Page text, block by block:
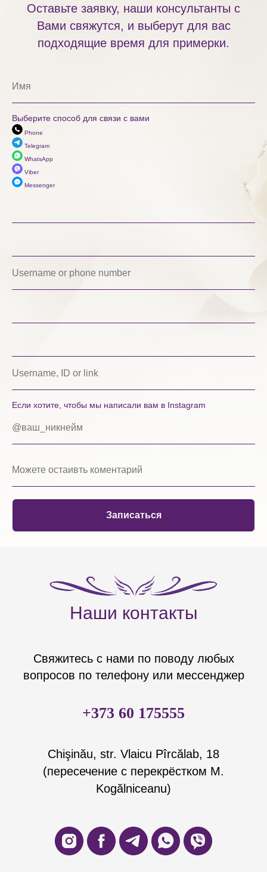
Оставьте заявку, наши консультанты с
Вами свяжутся, и выберут для вас
подходящие время для примерки.
Выберите способ для связи с вами
Phone
Telegram
WhatsApp
Viber
Messenger
Если хотите, чтобы мы написали вам в Instagram
Записаться
Наши контакты
Свяжитесь с нами по поводу любых
вопросов по телефону или мессенджер
+373 60 175555
Chişinău, str. Vlaicu Pîrcălab, 18
(пересечение с перекрёстком M.
Kogălniceanu)